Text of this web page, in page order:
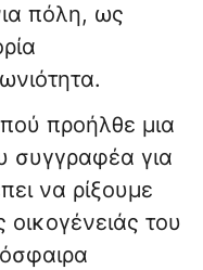
πόλη, ως
προήλθε μια
συγγραφέα για
να ρίξουμε
οικογένειάς του